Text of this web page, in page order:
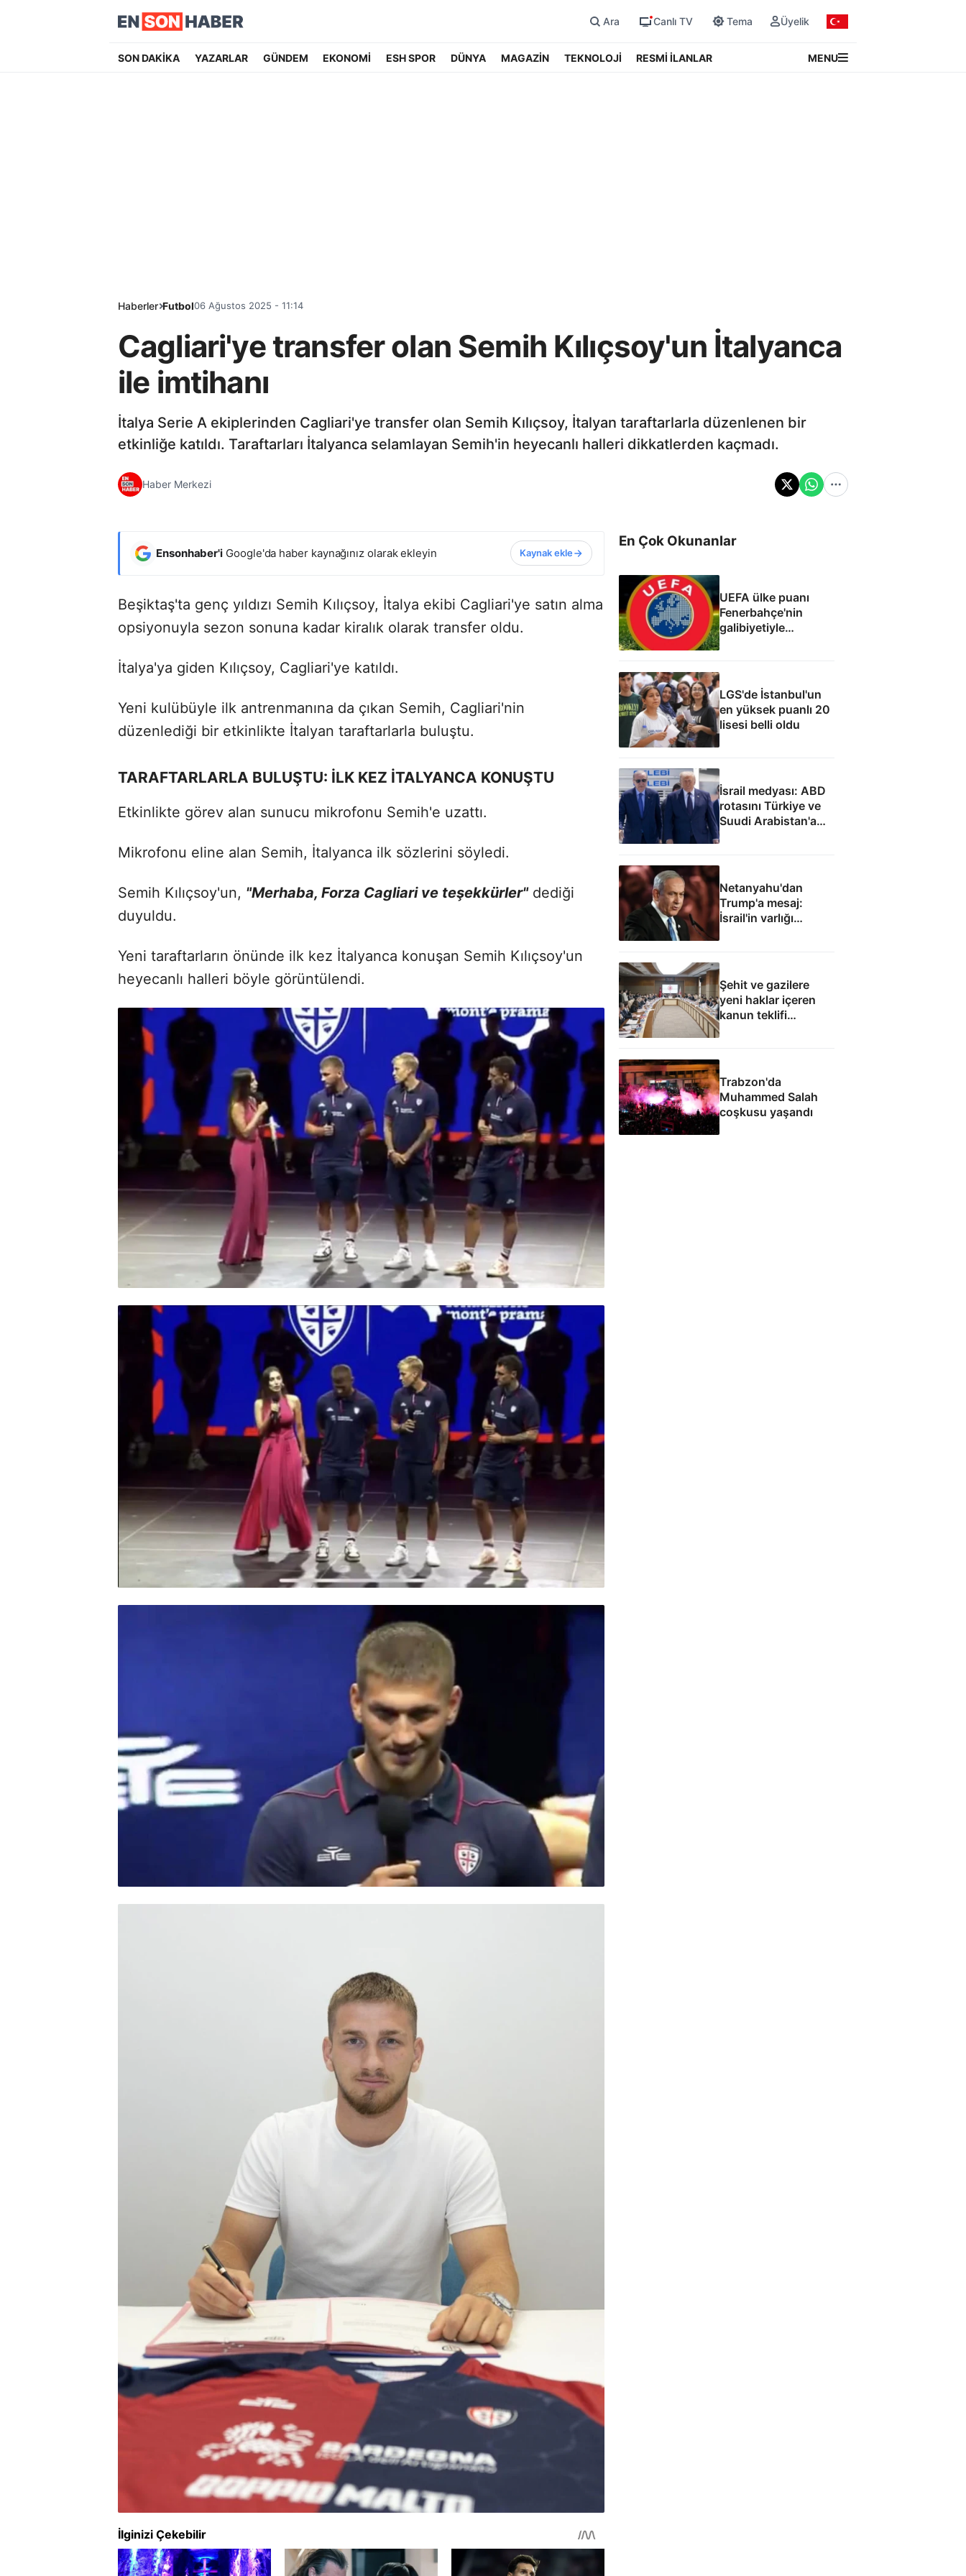
Ara Canlı TV Tema Üyelik
SON DAKİKA YAZARLAR GÜNDEM EKONOMİ ESH SPOR DÜNYA MAGAZİN TEKNOLOJİ RESMİ İLANLAR MENU
Haberler Futbol06 Ağustos 2025 - 11:14
Cagliari'ye transfer olan Semih Kılıçsoy'un İtalyanca
ile imtihanı
İtalya Serie A ekiplerinden Cagliari'ye transfer olan Semih Kılıçsoy, İtalyan taraftarlarla düzenlenen bir
etkinliğe katıldı. Taraftarları İtalyanca selamlayan Semih'in heyecanlı halleri dikkatlerden kaçmadı.
Haber Merkezi
Ensonhaber'i Google'da haber kaynağınız olarak ekleyin Kaynak ekle
Beşiktaş'ta genç yıldızı Semih Kılıçsoy, İtalya ekibi Cagliari'ye satın alma
opsiyonuyla sezon sonuna kadar kiralık olarak transfer oldu.
İtalya'ya giden Kılıçsoy, Cagliari'ye katıldı.
Yeni kulübüyle ilk antrenmanına da çıkan Semih, Cagliari'nin
düzenlediği bir etkinlikte İtalyan taraftarlarla buluştu.
TARAFTARLARLA BULUŞTU: İLK KEZ İTALYANCA KONUŞTU
Etkinlikte görev alan sunucu mikrofonu Semih'e uzattı.
Mikrofonu eline alan Semih, İtalyanca ilk sözlerini söyledi.
Semih Kılıçsoy'un, "Merhaba, Forza Cagliari ve teşekkürler"dediği
duyuldu.
Yeni taraftarların önünde ilk kez İtalyanca konuşan Semih Kılıçsoy'un
heyecanlı halleri böyle görüntülendi.
En Çok Okunanlar
UEFA ülke puanı
Fenerbahçe'nin
galibiyetiyle
güncellendi
LGS'de İstanbul'un
en yüksek puanlı 20
lisesi belli oldu
İsrail medyası: ABD
rotasını Türkiye ve
Suudi Arabistan'a
çevirdi
Netanyahu'dan
Trump'a mesaj:
İsrail'in varlığı
Şehit ve gazilere
yeni haklar içeren
kanun teklifi
komisyondan geçti
Trabzon'da
Muhammed Salah
coşkusu yaşandı